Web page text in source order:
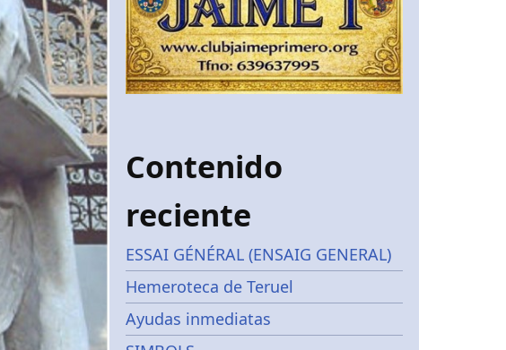
Contenido
reciente
ESSAI GÉNÉRAL (ENSAIG GENERAL)
Hemeroteca de Teruel
Ayudas inmediatas